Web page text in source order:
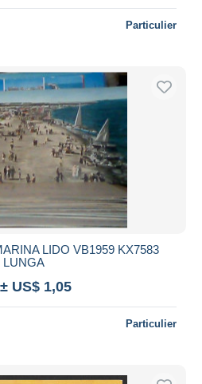
Particulier
LIDO VB1959 KX7583
LUNGA
± US$ 1,05
Particulier